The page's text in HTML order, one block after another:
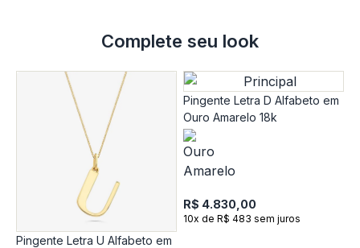
Complete seu look
Pingente Letra U Alfabeto em
Pingente Letra D Alfabeto em
Ouro Amarelo 18k
R$ 4.830,00
10x de R$ 483 sem juros